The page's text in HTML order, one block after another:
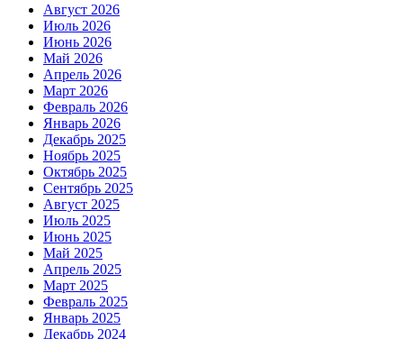
Август 2026
Июль 2026
Июнь 2026
Май 2026
Апрель 2026
Март 2026
Февраль 2026
Январь 2026
Декабрь 2025
Ноябрь 2025
Октябрь 2025
Сентябрь 2025
Август 2025
Июль 2025
Июнь 2025
Май 2025
Апрель 2025
Март 2025
Февраль 2025
Январь 2025
Декабрь 2024